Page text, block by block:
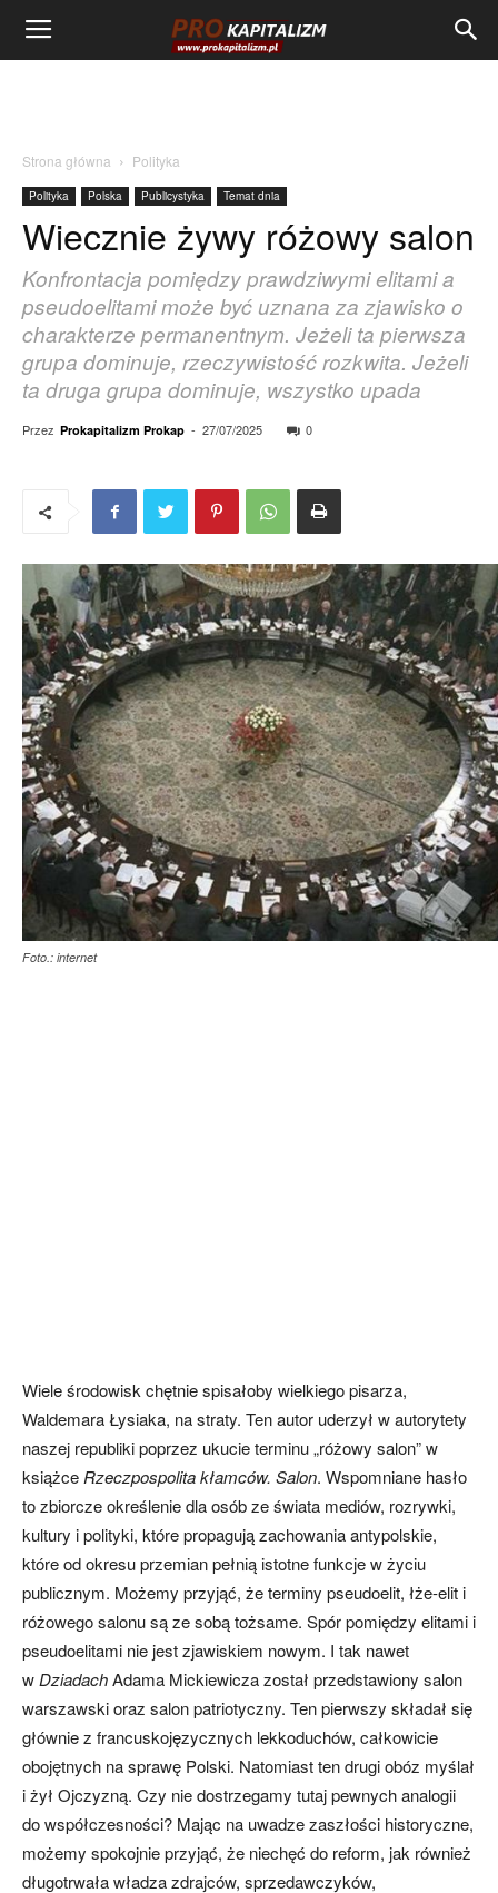
Strona główna Polityka
Polityka Polska Publicystyka Temat dnia
Wiecznie żywy różowy salon
Konfrontacja pomiędzy prawdziwymi elitami a
pseudoelitami może być uznana za zjawisko o
charakterze permanentnym. Jeżeli ta pierwsza
grupa dominuje, rzeczywistość rozkwita. Jeżeli
ta druga grupa dominuje, wszystko upada
Przez Prokapitalizm Prokap - 27/07/2025 0
Foto.: internet
Wiele środowisk chętnie spisałoby wielkiego pisarza,
Waldemara Łysiaka, na straty. Ten autor uderzył w autorytety
naszej republiki poprzez ukucie terminu „różowy salon” w
książce Rzeczpospolita kłamców. Salon. Wspomniane hasło
to zbiorcze określenie dla osób ze świata mediów, rozrywki,
kultury i polityki, które propagują zachowania antypolskie,
które od okresu przemian pełnią istotne funkcje w życiu
publicznym. Możemy przyjąć, że terminy pseudoelit, łże-elit i
różowego salonu są ze sobą tożsame. Spór pomiędzy elitami i
pseudoelitami nie jest zjawiskiem nowym. I tak nawet
w DziadachAdama Mickiewicza został przedstawiony salon
warszawski oraz salon patriotyczny. Ten pierwszy składał się
głównie z francuskojęzycznych lekkoduchów, całkowicie
obojętnych na sprawę Polski. Natomiast ten drugi obóz myślał
i żył Ojczyzną. Czy nie dostrzegamy tutaj pewnych analogii
do współczesności? Mając na uwadze zaszłości historyczne,
możemy spokojnie przyjąć, że niechęć do reform, jak również
długotrwała władza zdrajców, sprzedawczyków,